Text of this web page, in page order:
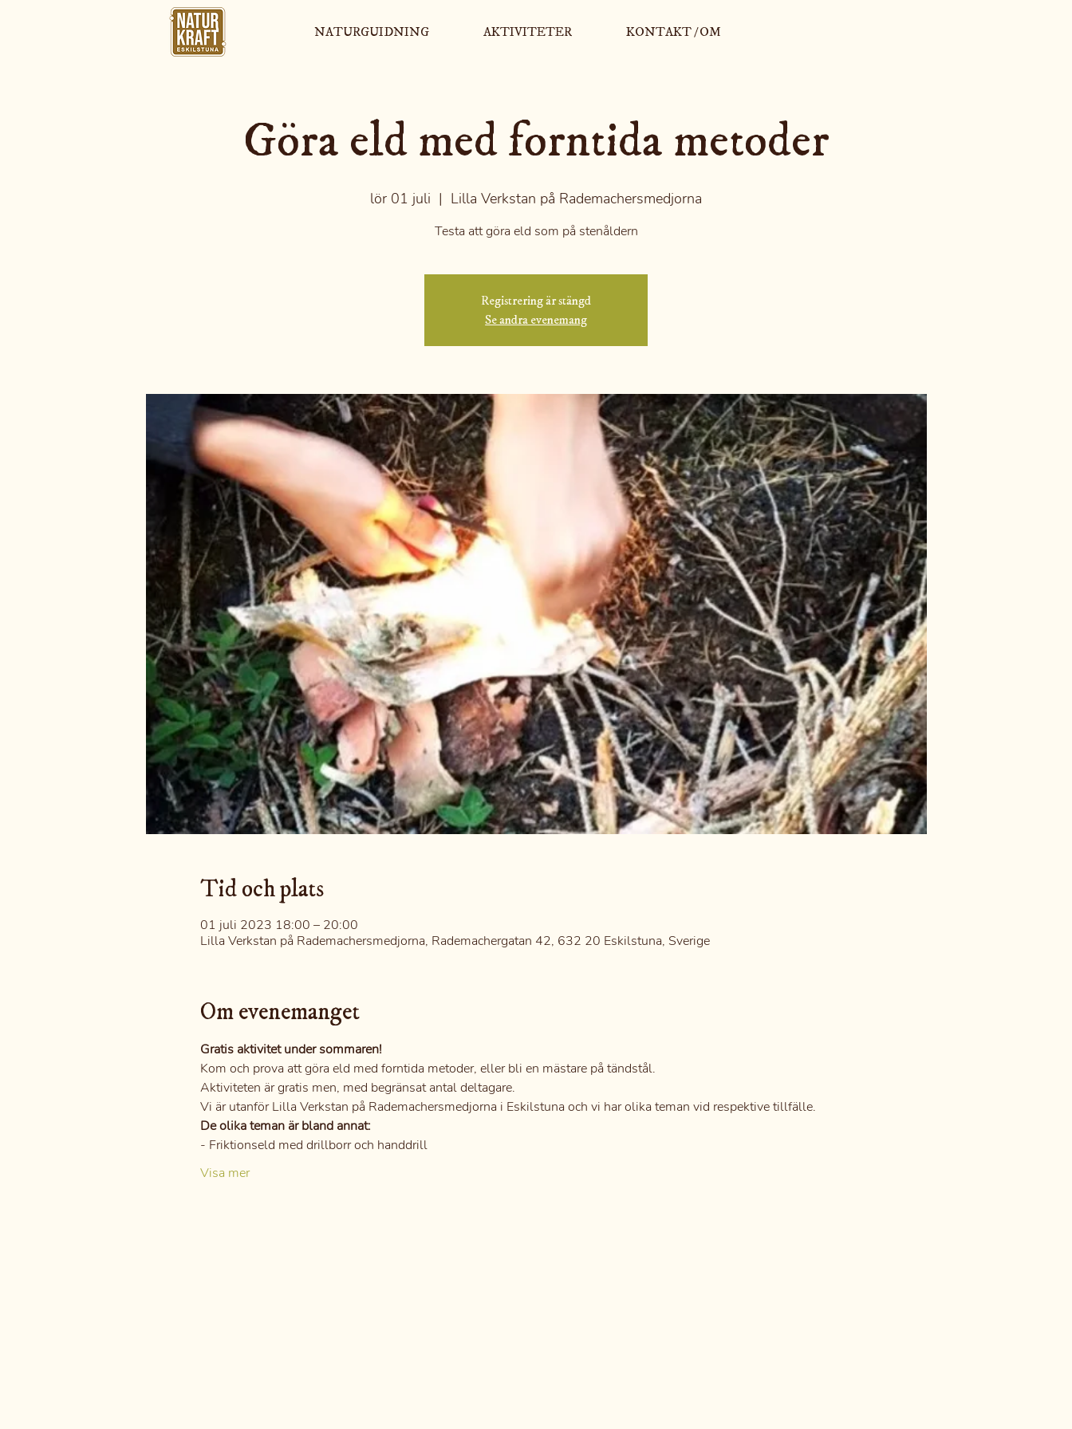
NATURGUIDNING AKTIVITETER KONTAKT / OM
Göra eld med forntida metoder
lör 01 juli
  |
Lilla Verkstan på Rademachersmedjorna
Testa att göra eld som på stenåldern
Registrering är stängd
Se andra evenemang
Tid och plats
01 juli 2023 18:00 – 20:00
Lilla Verkstan på Rademachersmedjorna, Rademachergatan 42, 632 20 Eskilstuna, Sverige
Om evenemanget
Gratis aktivitet under sommaren!
Kom och prova att göra eld med forntida metoder, eller bli en mästare på tändstål.
Aktiviteten är gratis men, med begränsat antal deltagare.
Vi är utanför Lilla Verkstan på Rademachersmedjorna i Eskilstuna och vi har olika teman vid respektive tillfälle.
De olika teman är bland annat:
- Friktionseld med drillborr och handdrill
Visa mer